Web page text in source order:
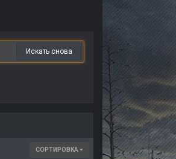
Искать снова
СОРТИРОВКА